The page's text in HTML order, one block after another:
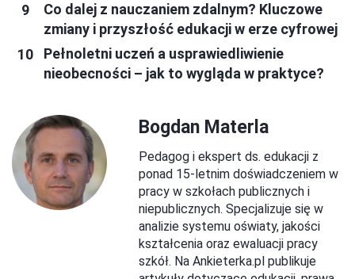
Co dalej z nauczaniem zdalnym? Kluczowe
zmiany i przyszłość edukacji w erze cyfrowej
Pełnoletni uczeń a usprawiedliwienie
nieobecności – jak to wygląda w praktyce?
Bogdan Materla
Pedagog i ekspert ds. edukacji z
ponad 15-letnim doświadczeniem w
pracy w szkołach publicznych i
niepublicznych. Specjalizuje się w
analizie systemu oświaty, jakości
kształcenia oraz ewaluacji pracy
szkół. Na Ankieterka.pl publikuje